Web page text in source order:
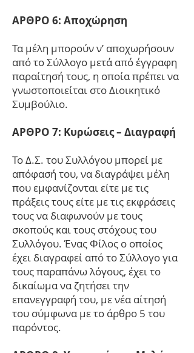
ΑΡΘΡΟ 6: Αποχώρηση
Τα μέλη μπορούν ν’ αποχωρήσουν
από το Σύλλογο μετά από έγγραφη
παραίτησή τους, η οποία πρέπει να
γνωστοποιείται στο Διοικητικό
Συμβούλιο.
ΑΡΘΡΟ 7: Κυρώσεις – Διαγραφή
Το Δ.Σ. του Συλλόγου μπορεί με
απόφασή του, να διαγράψει μέλη
που εμφανίζονται είτε με τις
πράξεις τους είτε με τις εκφράσεις
τους να διαφωνούν με τους
σκοπούς και τους στόχους του
Συλλόγου. Ένας Φίλος ο οποίος
έχει διαγραφεί από το Σύλλογο για
τους παραπάνω λόγους, έχει το
δικαίωμα να ζητήσει την
επανεγγραφή του, με νέα αίτησή
του σύμφωνα με το άρθρο 5 του
παρόντος.